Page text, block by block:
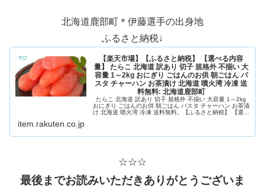
北海道鹿部町＊伊藤選手の出身地
ふるさと納税↓
【楽天市場】【ふるさと納税】 【選べる内容
量】 たらこ 北海道 訳あり 切子 規格外 不揃い 大
容量 1～2kg おにぎり ごはんのお供 朝ごはん パ
スタ チャーハン お茶漬け 北海道 噴火湾 冷凍 送
料無料: 北海道鹿部町
たらこ 北海道 訳あり 切子 規格外 不揃い 大容量 1～2kg
おにぎり ごはんのお供 朝ごはん パスタ チャーハン お茶漬
け 北海道 噴火湾 冷凍 送料無料。【ふるさと納税】 【選べ
item.rakuten.co.jp
☆☆☆
最後までお読みいただきありがとうございま